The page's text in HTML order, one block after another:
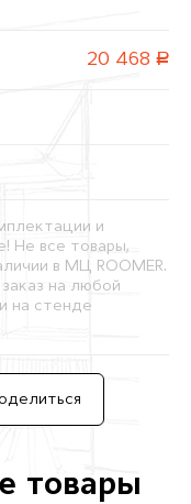
20 468 руб.
и
Не все товары,
в МЦ ROOMER.
на любой
на стенде
товары